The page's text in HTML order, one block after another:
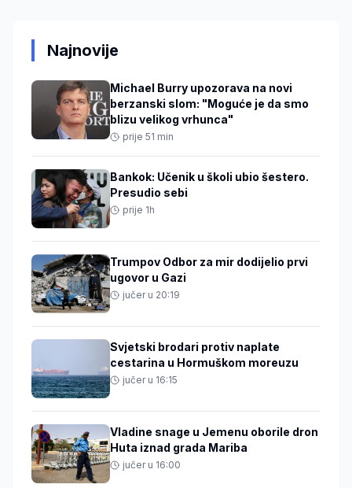
Najnovije
Michael Burry upozorava na novi
berzanski slom: "Moguće je da smo
blizu velikog vrhunca"
prije 51 min
Bankok: Učenik u školi ubio šestero.
Presudio sebi
prije 1h
Trumpov Odbor za mir dodijelio prvi
ugovor u Gazi
jučer u 20:19
Svjetski brodari protiv naplate
cestarina u Hormuškom moreuzu
jučer u 16:15
Vladine snage u Jemenu oborile dron
Huta iznad grada Mariba
jučer u 16:00